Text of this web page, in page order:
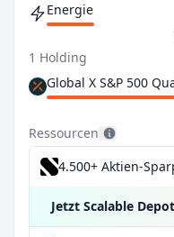
Energie
1 Holding
Global X S&P 500
Ressourcen
4.500+ Aktien-
Jetzt Scalable